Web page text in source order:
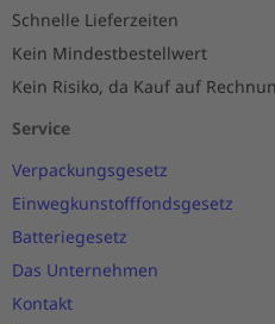
Schnelle Lieferzeiten
Kein Mindestbestellwert
Kein Risiko, da Kauf auf
Service
Verpackungsgesetz
Einwegkunstofffondsgesetz
Batteriegesetz
Das Unternehmen
Kontakt